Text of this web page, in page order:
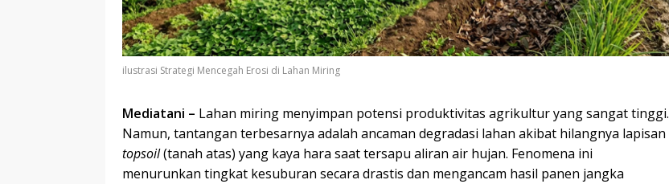
ilustrasi Strategi Mencegah Erosi di Lahan Miring
Mediatani – Lahan miring menyimpan potensi produktivitas agrikultur yang sangat tinggi.
Namun, tantangan terbesarnya adalah ancaman degradasi lahan akibat hilangnya lapisan
topsoil(tanah atas) yang kaya hara saat tersapu aliran air hujan. Fenomena ini
menurunkan tingkat kesuburan secara drastis dan mengancam hasil panen jangka